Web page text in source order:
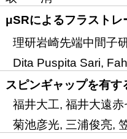
μSRによるフラスト
理研岩崎先端中間子
Dita Puspita Sari,
スピンギャップを有
福井大工, 福井大遠赤
菊池彦光, 三浦俊亮,